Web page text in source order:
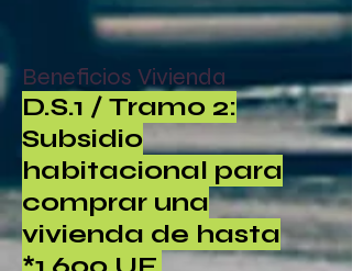
Beneficios Vivienda
D.S.1 / Tramo 2:
Subsidio
habitacional para
comprar una
vivienda de hasta